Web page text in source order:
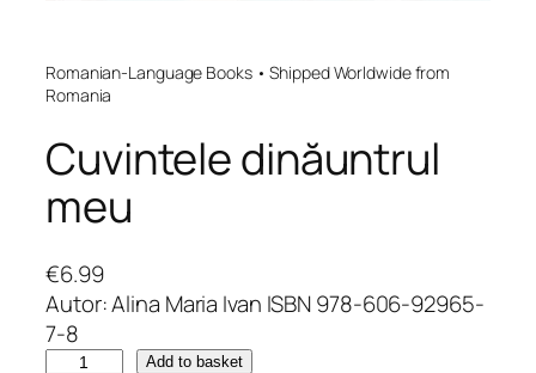
Romanian-Language Books • Shipped Worldwide from
Romania
Cuvintele dinăuntrul
meu
€6.99
Autor: Alina Maria Ivan ISBN 978-606-92965-
7-8
Add to basket